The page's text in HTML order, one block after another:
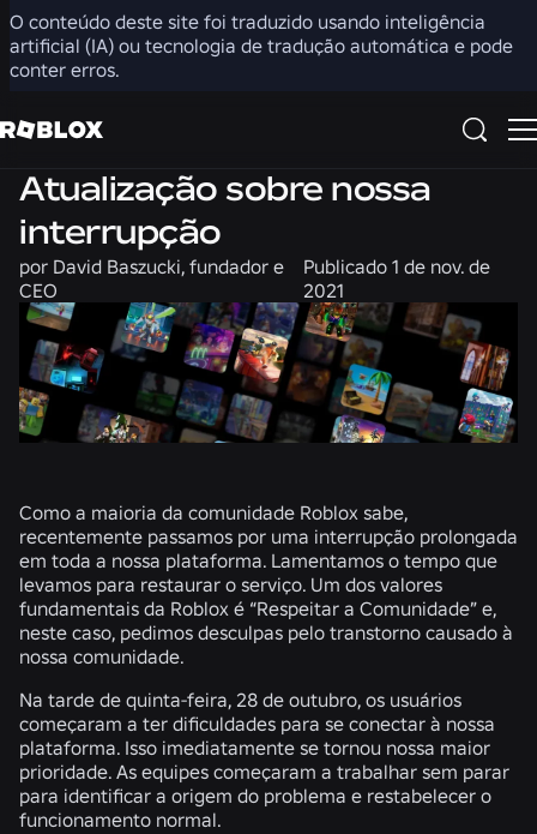
O conteúdo deste site foi traduzido usando inteligência
artificial (IA) ou tecnologia de tradução automática e pode
conter erros.
Compartilhar
Atualização sobre nossa
interrupção
por David Baszucki, fundador e
CEO
Publicado 1 de nov. de
2021
Como a maioria da comunidade Roblox sabe,
recentemente passamos por uma interrupção prolongada
em toda a nossa plataforma. Lamentamos o tempo que
levamos para restaurar o serviço. Um dos valores
fundamentais da Roblox é “Respeitar a Comunidade” e,
neste caso, pedimos desculpas pelo transtorno causado à
nossa comunidade.
Na tarde de quinta-feira, 28 de outubro, os usuários
começaram a ter dificuldades para se conectar à nossa
plataforma. Isso imediatamente se tornou nossa maior
prioridade. As equipes começaram a trabalhar sem parar
para identificar a origem do problema e restabelecer o
funcionamento normal.